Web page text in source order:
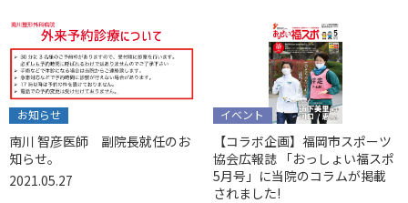
お知らせ
南川 智彦医師 副院長就任のお
知らせ。
2021.05.27
イベント
【コラボ企画】福岡市スポーツ
協会広報誌 「おっしょい福スポ
5月号」に当院のコラムが掲載
されました!